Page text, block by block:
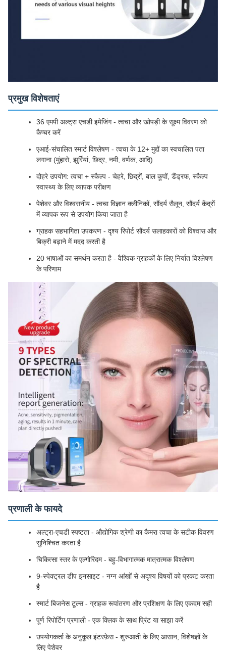
प्रमुख विशेषताएं
36 एमपी अल्ट्रा एचडी इमेजिंग - त्वचा और खोपड़ी के सूक्ष्म विवरण को
कैप्चर करें
एआई-संचालित स्मार्ट विश्लेषण - त्वचा के 12+ मुद्दों का स्वचालित पता
लगाना (मुंहासे, झुर्रियां, छिद्र, नमी, वर्णक, आदि)
दोहरे उपयोग: त्वचा + स्कैल्प - चेहरे, छिद्रों, बाल कूपों, डैंड्रफ, स्कैल्प
स्वास्थ्य के लिए व्यापक परीक्षण
पेशेवर और विश्वसनीय - त्वचा विज्ञान क्लीनिकों, सौंदर्य सैलून, सौंदर्य केंद्रों
में व्यापक रूप से उपयोग किया जाता है
ग्राहक सहभागिता उपकरण - दृश्य रिपोर्ट सौंदर्य सलाहकारों को विश्वास और
बिक्री बढ़ाने में मदद करती है
20 भाषाओं का समर्थन करता है - वैश्विक ग्राहकों के लिए निर्यात विश्लेषण
के परिणाम
प्रणाली के फायदे
अल्ट्रा-एचडी स्पष्टता - औद्योगिक श्रेणी का कैमरा त्वचा के सटीक विवरण
सुनिश्चित करता है
चिकित्सा स्तर के एल्गोरिदम - बहु-विभागात्मक मात्रात्मक विश्लेषण
9-स्पेक्ट्रल डीप इनसाइट - नग्न आंखों से अदृश्य विषयों को प्रकट करता
है
स्मार्ट बिजनेस टूल्स - ग्राहक रूपांतरण और प्रशिक्षण के लिए एकदम सही
पूर्ण रिपोर्टिंग प्रणाली - एक क्लिक के साथ प्रिंट या साझा करें
उपयोगकर्ता के अनुकूल इंटरफ़ेस - शुरुआती के लिए आसान; विशेषज्ञों के
लिए पेशेवर